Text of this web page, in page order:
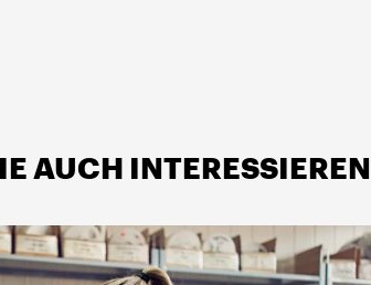
AUCH INTERESSIEREN